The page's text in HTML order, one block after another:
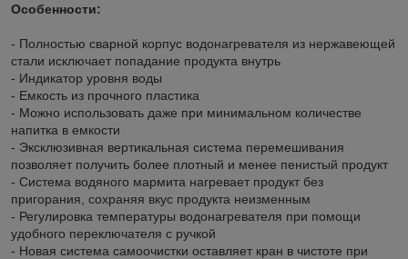
Особенности:
- Полностью сварной корпус водонагревателя из нержавеющей
стали исключает попадание продукта внутрь
- Индикатор уровня воды
- Емкость из прочного пластика
- Можно использовать даже при минимальном количестве
напитка в емкости
- Эксклюзивная вертикальная система перемешивания
позволяет получить более плотный и менее пенистый продукт
- Система водяного мармита нагревает продукт без
пригорания, сохраняя вкус продукта неизменным
- Регулировка температуры водонагревателя при помощи
удобного переключателя с ручкой
- Новая система самоочистки оставляет кран в чистоте при